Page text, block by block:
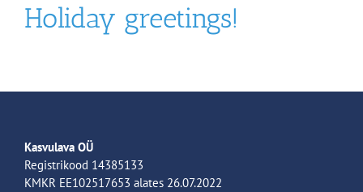
Holiday greetings!
Kasvulava OÜ
Registrikood 14385133
KMKR EE102517653 alates 26.07.2022